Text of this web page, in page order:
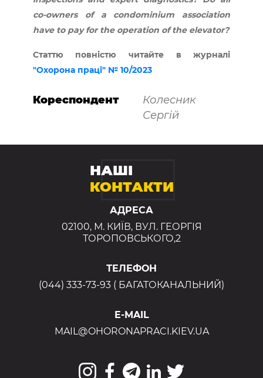
co-owners of a condominium association
have to pay for the operation of the elevator?
Статтю повністю читайте в журналі
"Охорона праці" № 10/2023
Кореспондент
Колесник
Сергій
НАШІ
КОНТАКТИ
АДРЕСА
02100, М. КИЇВ, ВУЛ. ГЕОРГІЯ
ТОРОПОВСЬКОГО,2
ТЕЛЕФОН
(044) 333-73-93 ( БАГАТОКАНАЛЬНИЙ)
E-MAIL
MAIL@OHORONAPRACI.KIEV.UA